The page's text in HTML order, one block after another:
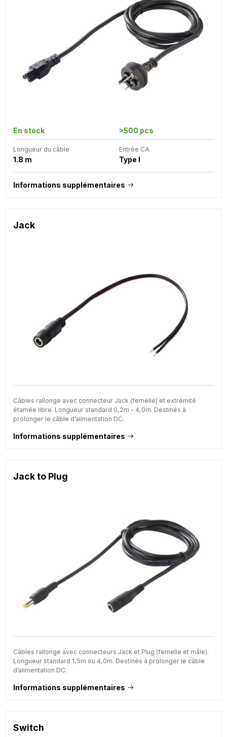
En stock >500 pcs
Longueur du câble
1.8 m
Entrée CA
Type I
Informations supplémentaires
Jack
Câbles rallonge avec connecteur Jack (femelle) et extrémité
étamée libre. Longueur standard 0,2m – 4,0m. Destinés à
prolonger le câble d’alimentation DC.
Informations supplémentaires
Jack to Plug
Câbles rallonge avec connecteurs Jack et Plug (femelle et mâle).
Longueur standard 1,5m ou 4,0m. Destinés à prolonger le câble
d’alimentation DC.
Informations supplémentaires
Switch